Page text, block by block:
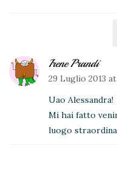
Irene Prandi
29 Luglio 2013 at
Uao Alessandra!
Mi hai fatto
luogo